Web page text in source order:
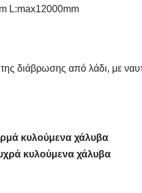
L:max12000mm
διάβρωσης από λάδι, με
κυλούμενα χάλυβα
κυλούμενα χάλυβα